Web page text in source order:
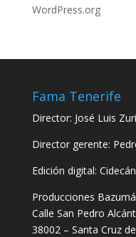
WordPress.org
Fama Tenerife
Director: José Luis
Director gerente:
Edición digital: Cidecán
Producciones
Calle San Pedro
38002 – Santa Cruz